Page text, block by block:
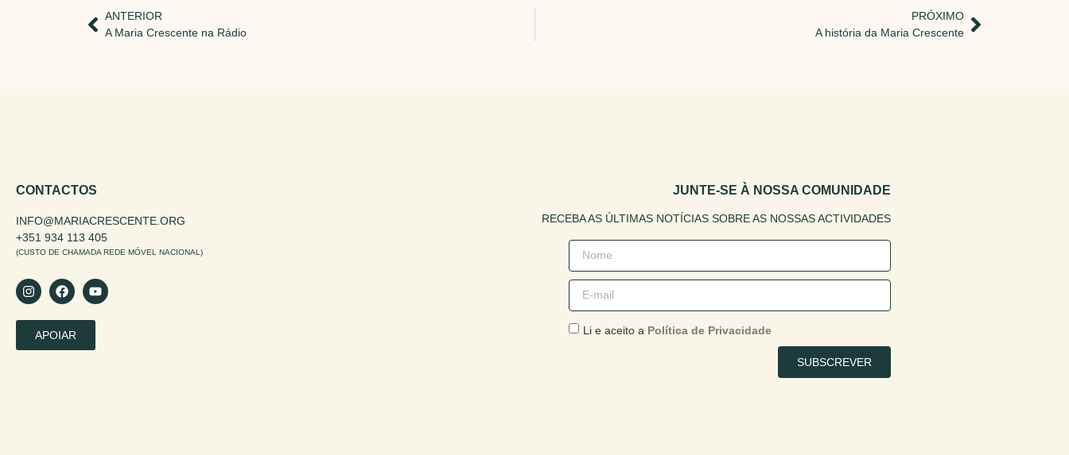
ANTERIOR
A Maria Crescente na Rádio
PRÓXIMO
A história da Maria Crescente
CONTACTOS
INFO@MARIACRESCENTE.ORG
+351 934 113 405
(CUSTO DE CHAMADA REDE MÓVEL NACIONAL)
APOIAR
JUNTE-SE À NOSSA COMUNIDADE
RECEBA AS ÚLTIMAS NOTÍCIAS SOBRE AS NOSSAS ACTIVIDADES
Li e aceito a Política de Privacidade
SUBSCREVER